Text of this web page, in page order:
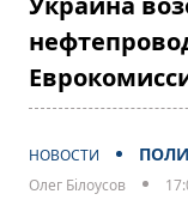
НОВОСТИ
Олег Білоусов